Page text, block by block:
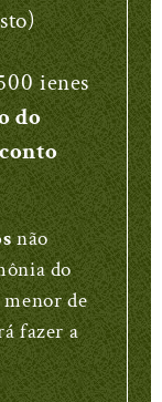
ienes
do
não
do
de
fazer a